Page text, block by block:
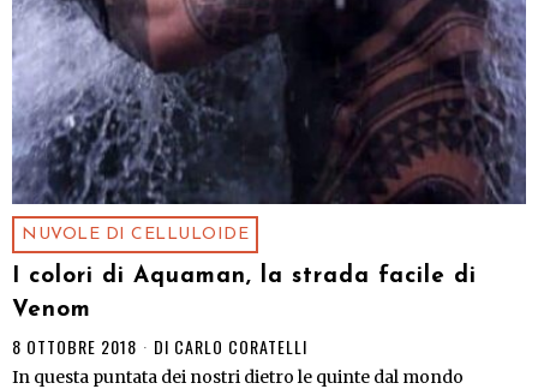
NUVOLE DI CELLULOIDE
I colori di Aquaman, la strada facile di
Venom
8 OTTOBRE 2018 DI CARLO CORATELLI
In questa puntata dei nostri dietro le quinte dal mondo